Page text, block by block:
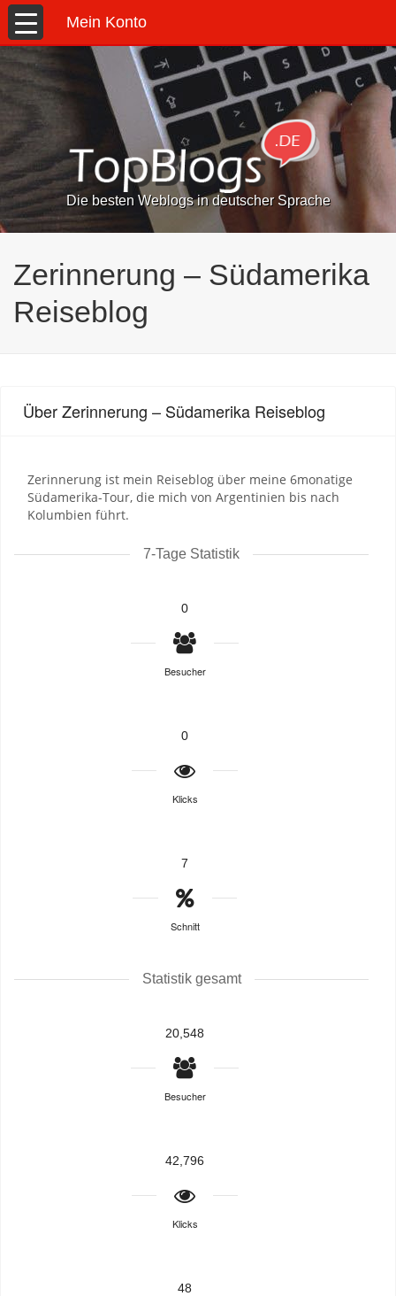
Mein Konto
Die besten Weblogs in deutscher Sprache
Zerinnerung – Südamerika
Reiseblog
Über Zerinnerung – Südamerika Reiseblog
Zerinnerung ist mein Reiseblog über meine 6monatige
Südamerika-Tour, die mich von Argentinien bis nach
Kolumbien führt.
7-Tage Statistik
0
Besucher
0
Klicks
7
Schnitt
Statistik gesamt
20,548
Besucher
42,796
Klicks
48